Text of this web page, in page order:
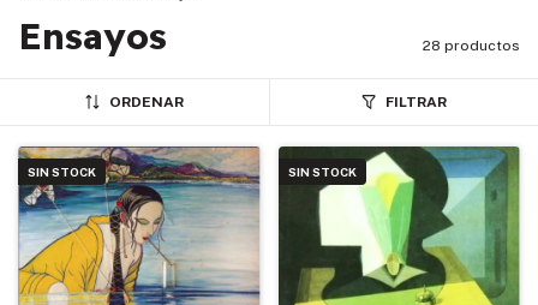
Ensayos 28 productos
ORDENAR FILTRAR
SIN STOCK SIN STOCK